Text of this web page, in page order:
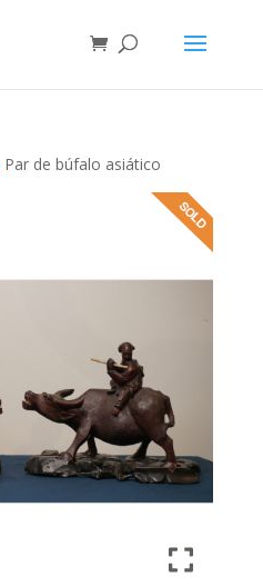
Par de búfalo asiático